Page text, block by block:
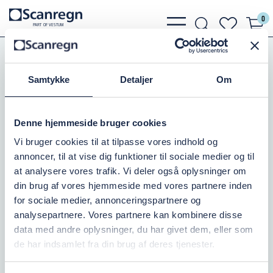
Samtykke Detaljer Om
Denne hjemmeside bruger cookies
Vi bruger cookies til at tilpasse vores indhold og
annoncer, til at vise dig funktioner til sociale medier og til
at analysere vores trafik. Vi deler også oplysninger om
din brug af vores hjemmeside med vores partnere inden
for sociale medier, annonceringspartnere og
analysepartnere. Vores partnere kan kombinere disse
data med andre oplysninger, du har givet dem, eller som
de har indsamlet fra din brug af deres tjenester.
PARTOF VESTUM
bars
light
search
light
heart 0
Pumper
Zenit Tilbehør
GALV. D-SJÆKEL 10MM
Varenr.:
Ikke på lager
8,75 DKKinkl. moms
Læg i kurv